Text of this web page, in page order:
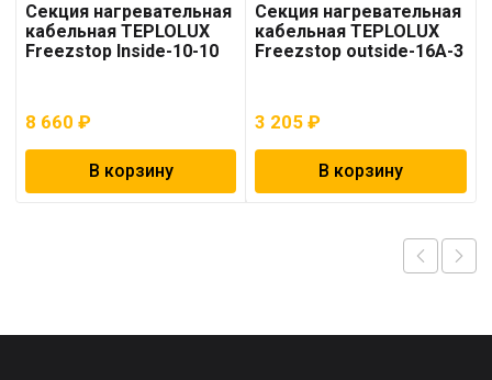
Секция нагревательная
кабельная TEPLOLUX
Freezstop Inside-10-10
8 660 ₽
В корзину
Секция нагревательная
кабельная TEPLOLUX
Freezstop outside-16A-3
3 205₽
В корзину